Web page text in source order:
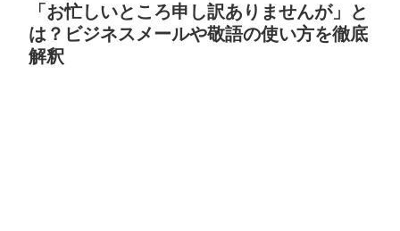
「お忙しいところ申し訳ありませんが」と
は？ビジネスメールや敬語の使い方を徹底
解釈